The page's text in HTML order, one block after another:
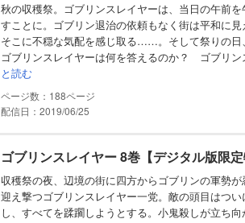
秋の収穫祭。ゴブリンスレイヤーは、当日の午前
すことに。ゴブリン退治の依頼もなく街は平和に
そこに不穏な気配を感じ取る……。そして祭りの日
ゴブリンスレイヤーは何を答えるのか？ ゴブリン
と読む
188
配信日：2019/06/25
ゴブリンスレイヤー 8巻【デジタル版限定
収穫祭の夜、辺境の街に四方からゴブリンの軍勢
迎え撃つゴブリンスレイヤー一党。敵の頭目はつ
し、すべてを蹂躙しようとする。小鬼殺しが立